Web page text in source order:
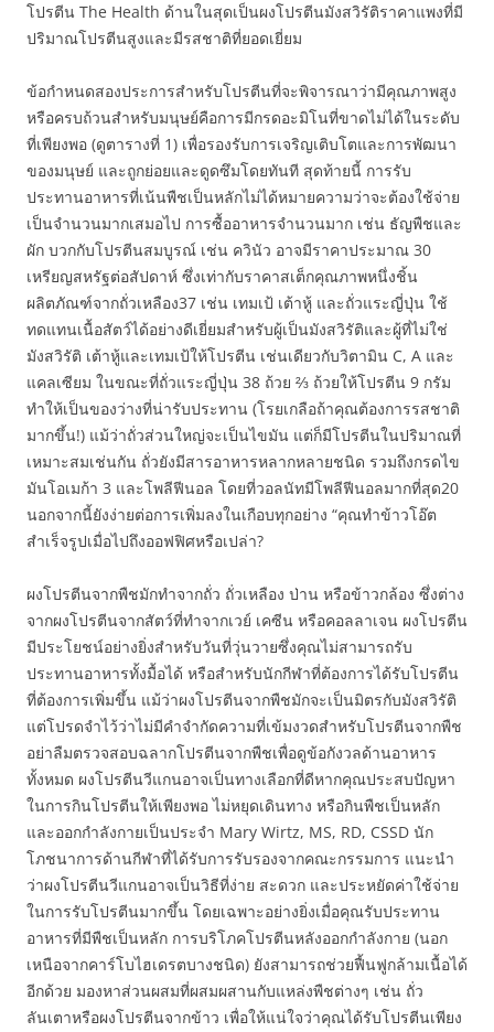
โปรตีน The Health ด้านในสุดเป็นผงโปรตีนมังสวิรัติราคาแพงที่มี
ปริมาณโปรตีนสูงและมีรสชาติที่ยอดเยี่ยม
ข้อกำหนดสองประการสำหรับโปรตีนที่จะพิจารณาว่ามีคุณภาพสูง
หรือครบถ้วนสำหรับมนุษย์คือการมีกรดอะมิโนที่ขาดไม่ได้ในระดับ
ที่เพียงพอ (ดูตารางที่ 1) เพื่อรองรับการเจริญเติบโตและการพัฒนา
ของมนุษย์ และถูกย่อยและดูดซึมโดยทันที สุดท้ายนี้ การรับ
ประทานอาหารที่เน้นพืชเป็นหลักไม่ได้หมายความว่าจะต้องใช้จ่าย
เป็นจำนวนมากเสมอไป การซื้ออาหารจำนวนมาก เช่น ธัญพืชและ
ผัก บวกกับโปรตีนสมบูรณ์ เช่น ควินัว อาจมีราคาประมาณ 30
เหรียญสหรัฐต่อสัปดาห์ ซึ่งเท่ากับราคาสเต็กคุณภาพหนึ่งชิ้น
ผลิตภัณฑ์จากถั่วเหลือง37 เช่น เทมเป้ เต้าหู้ และถั่วแระญี่ปุ่น ใช้
ทดแทนเนื้อสัตว์ได้อย่างดีเยี่ยมสำหรับผู้เป็นมังสวิรัติและผู้ที่ไม่ใช่
มังสวิรัติ เต้าหู้และเทมเป้ให้โปรตีน เช่นเดียวกับวิตามิน C, A และ
แคลเซียม ในขณะที่ถั่วแระญี่ปุ่น 38 ถ้วย ⅔ ถ้วยให้โปรตีน 9 กรัม
ทำให้เป็นของว่างที่น่ารับประทาน (โรยเกลือถ้าคุณต้องการรสชาติ
มากขึ้น!) แม้ว่าถั่วส่วนใหญ่จะเป็นไขมัน แต่ก็มีโปรตีนในปริมาณที่
เหมาะสมเช่นกัน ถั่วยังมีสารอาหารหลากหลายชนิด รวมถึงกรดไข
มันโอเมก้า 3 และโพลีฟีนอล โดยที่วอลนัทมีโพลีฟีนอลมากที่สุด20
นอกจากนี้ยังง่ายต่อการเพิ่มลงในเกือบทุกอย่าง “คุณทำข้าวโอ๊ต
สำเร็จรูปเมื่อไปถึงออฟฟิศหรือเปล่า?
ผงโปรตีนจากพืชมักทำจากถั่ว ถั่วเหลือง ป่าน หรือข้าวกล้อง ซึ่งต่าง
จากผงโปรตีนจากสัตว์ที่ทำจากเวย์ เคซีน หรือคอลลาเจน ผงโปรตีน
มีประโยชน์อย่างยิ่งสำหรับวันที่วุ่นวายซึ่งคุณไม่สามารถรับ
ประทานอาหารทั้งมื้อได้ หรือสำหรับนักกีฬาที่ต้องการได้รับโปรตีน
ที่ต้องการเพิ่มขึ้น แม้ว่าผงโปรตีนจากพืชมักจะเป็นมิตรกับมังสวิรัติ
แต่โปรดจำไว้ว่าไม่มีคำจำกัดความที่เข้มงวดสำหรับโปรตีนจากพืช
อย่าลืมตรวจสอบฉลากโปรตีนจากพืชเพื่อดูข้อกังวลด้านอาหาร
ทั้งหมด ผงโปรตีนวีแกนอาจเป็นทางเลือกที่ดีหากคุณประสบปัญหา
ในการกินโปรตีนให้เพียงพอ ไม่หยุดเดินทาง หรือกินพืชเป็นหลัก
และออกกำลังกายเป็นประจำ Mary Wirtz, MS, RD, CSSD นัก
โภชนาการด้านกีฬาที่ได้รับการรับรองจากคณะกรรมการ แนะนำ
ว่าผงโปรตีนวีแกนอาจเป็นวิธีที่ง่าย สะดวก และประหยัดค่าใช้จ่าย
ในการรับโปรตีนมากขึ้น โดยเฉพาะอย่างยิ่งเมื่อคุณรับประทาน
อาหารที่มีพืชเป็นหลัก การบริโภคโปรตีนหลังออกกำลังกาย (นอก
เหนือจากคาร์โบไฮเดรตบางชนิด) ยังสามารถช่วยฟื้นฟูกล้ามเนื้อได้
อีกด้วย มองหาส่วนผสมที่ผสมผสานกับแหล่งพืชต่างๆ เช่น ถั่ว
ลันเตาหรือผงโปรตีนจากข้าว เพื่อให้แน่ใจว่าคุณได้รับโปรตีนเพียง